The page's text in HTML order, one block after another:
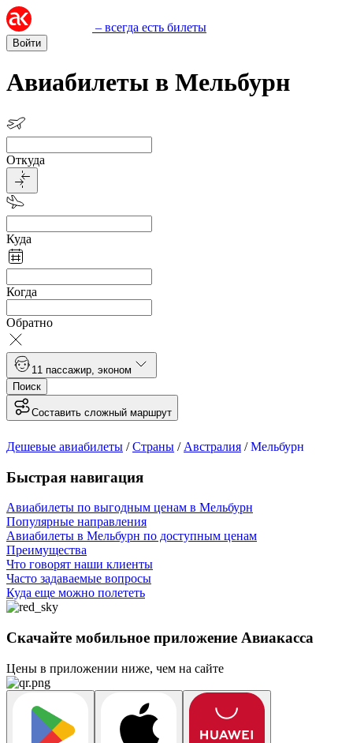
– всегда есть билеты
Войти
Авиабилеты в Мельбурн
Откуда
Куда
Когда
Обратно
1 1 пассажир эконом
Поиск
Составить сложный маршрут
Дешевые авиабилеты /Страны / Австралия /Мельбурн
Быстрая навигация
Авиабилеты по выгодным ценам в Мельбурн
Популярные направления
Авиабилеты в Мельбурн по доступным ценам
Преимущества
Что говорят наши клиенты
Часто задаваемые вопросы
Куда еще можно полететь
Скачайте мобильное приложение Авиакасса
Цены в приложении ниже, чем на сайте